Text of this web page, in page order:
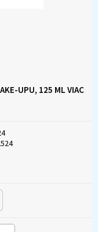
UPU, 125 ML VIAC